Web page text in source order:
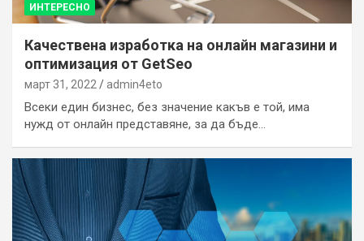
ИНТЕРЕСНО
Качествена изработка на онлайн магазини и
оптимизация от GetSeo
март 31, 2022 admin4eto
Всеки един бизнес, без значение какъв е той, има
нужд от онлайн представяне, за да бъде…